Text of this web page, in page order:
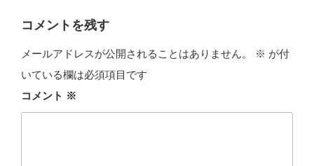
コメントを残す
メールアドレスが公開されることはありません。 ※ が付
いている欄は必須項目です
コメント ※